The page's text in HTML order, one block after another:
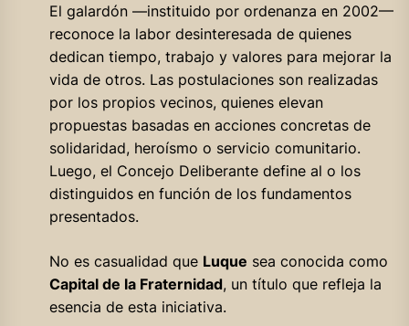
El galardón —instituido por ordenanza en 2002—
reconoce la labor desinteresada de quienes
dedican tiempo, trabajo y valores para mejorar la
vida de otros. Las postulaciones son realizadas
por los propios vecinos, quienes elevan
propuestas basadas en acciones concretas de
solidaridad, heroísmo o servicio comunitario.
Luego, el Concejo Deliberante define al o los
distinguidos en función de los fundamentos
presentados.
No es casualidad que Luque sea conocida como
Capital de la Fraternidad, un título que refleja la
esencia de esta iniciativa.